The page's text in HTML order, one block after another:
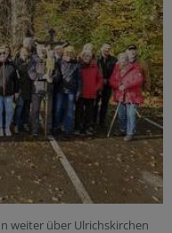
weiter über Ulrichskirchen